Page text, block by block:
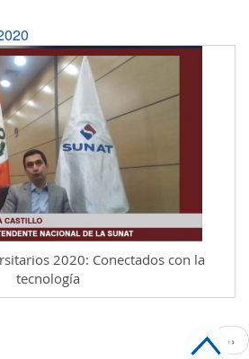
2020: Conectados con la
tecnología
››